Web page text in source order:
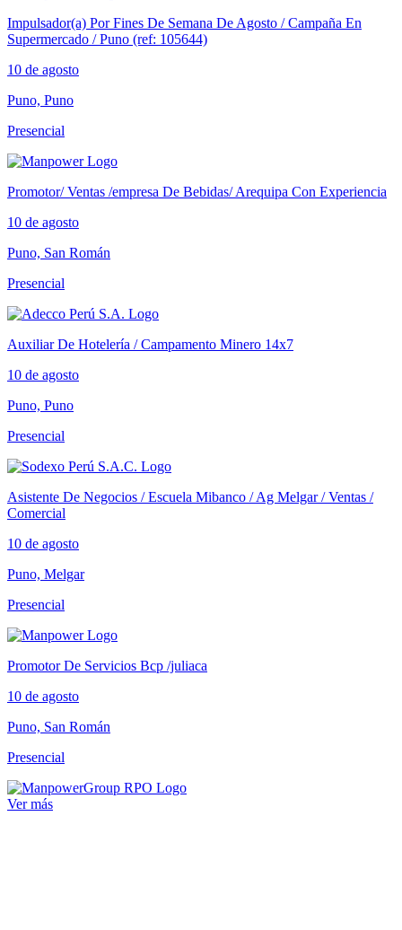
Impulsador(a) Por Fines De Semana De Agosto / Campaña En
Supermercado / Puno (ref: 105644)
10 de agosto
Puno, Puno
Presencial
Promotor/ Ventas /empresa De Bebidas/ Arequipa Con Experiencia
10 de agosto
Puno, San Román
Presencial
Auxiliar De Hotelería / Campamento Minero 14x7
10 de agosto
Puno, Puno
Presencial
Asistente De Negocios / Escuela Mibanco / Ag Melgar / Ventas /
Comercial
10 de agosto
Puno, Melgar
Presencial
Promotor De Servicios Bcp /juliaca
10 de agosto
Puno, San Román
Presencial
Ver más